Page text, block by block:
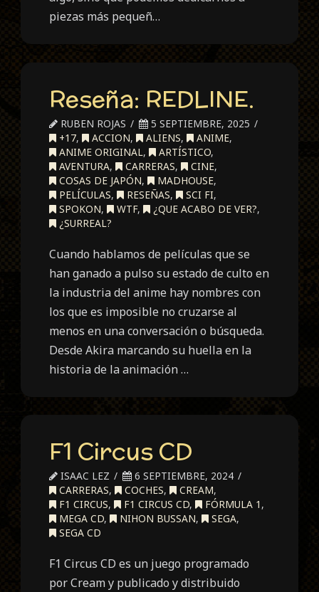
piezas más pequeñ…
Reseña: REDLINE.
RUBEN ROJAS
5 SEPTIEMBRE, 2025
+17, ACCION, ALIENS, ANIME,
ANIME ORIGINAL, ARTÍSTICO,
AVENTURA, CARRERAS, CINE,
COSAS DE JAPÓN, MADHOUSE,
PELÍCULAS, RESEÑAS, SCI FI,
SPOKON, WTF, ¿QUE ACABO DE VER?,
¿SURREAL?
Cuando hablamos de películas que se
han ganado a pulso su estado de culto en
la industria del anime hay nombres con
los que es imposible no cruzarse al
menos en una conversación o búsqueda.
Desde Akira marcando su huella en la
historia de la animación …
F1 Circus CD
ISAAC LEZ
6 SEPTIEMBRE, 2024
CARRERAS, COCHES, CREAM,
F1 CIRCUS, F1 CIRCUS CD, FÓRMULA 1 ,
MEGA CD, NIHON BUSSAN, SEGA,
SEGA CD
F1 Circus CD es un juego programado
por Cream y publicado y distribuido